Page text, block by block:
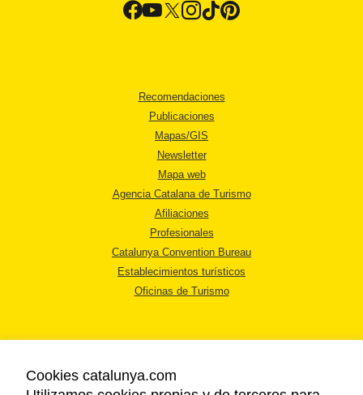
Recomendaciones
Publicaciones
Mapas/GIS
Newsletter
Mapa web
Agencia Catalana de Turismo
Afiliaciones
Profesionales
Catalunya Convention Bureau
Establecimientos turísticos
Oficinas de Turismo
Cookies catalunya.com